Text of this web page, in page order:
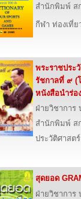
สำนักพิมพ์ ส
กีฬา ท่องเที่
พระราชประ
รัชกาลที่ ๙ (
หนังสือนำร่อ
ฝ่ายวิชาการ
สำนักพิมพ์ ส
ประวัติศาสต
สุดยอด
ฝ่ายวิชาการ